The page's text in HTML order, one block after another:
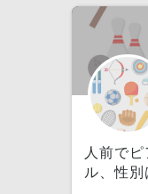
人前で
ル、性別